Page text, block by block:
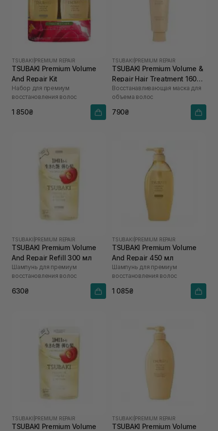
TSUBAKI PREMIUM REPAIR
TSUBAKI Premium Volume
And Repair Kit
Набор для премиум
восстановления волос
1 850₴
TSUBAKI PREMIUM REPAIR
TSUBAKI Premium Volume &
Repair Hair Treatment 160
мл
Восстанавливающая маска для
объема волос
790₴
TSUBAKI PREMIUM REPAIR
TSUBAKI Premium Volume
And Repair Refill 300 мл
Шампунь для премиум
восстановления волос
630₴
TSUBAKI PREMIUM REPAIR
TSUBAKI Premium Volume
And Repair 450 мл
Шампунь для премиум
восстановления волос
1 085₴
TSUBAKI PREMIUM REPAIR
TSUBAKI Premium Volume
TSUBAKI PREMIUM REPAIR
TSUBAKI Premium Volume